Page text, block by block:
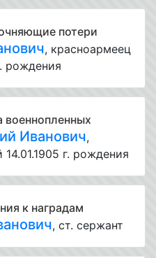
потери
, красноармеец
рождения
Иванович,
г. рождения
к наградам
, ст. сержант